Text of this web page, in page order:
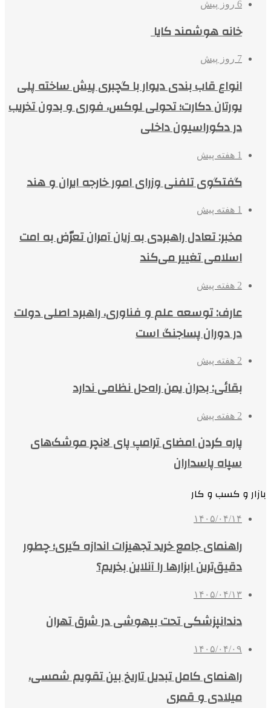
6 روز پیش
خانه هوشمند کایا
7 روز پیش
انواع قاب بندی دیوار با گچبری پیش ساخته پلی
یورتان دکارت؛ تحولی لوکس، فوری و بدون تخریب
در دکوراسیون داخلی
1 هفته پیش
گفتگوی تلفنی وزرای امور خارجه ایران و هند
1 هفته پیش
مخبر: تعادل راهبردی به زیان آمران تعرّض به امت
اسلامی تغییر می‌کند
2 هفته پیش
عارف: توسعه علم و فناوری، راهبرد اصلی دولت
در دوران پساجنگ است
2 هفته پیش
بقائی: بحران یمن راه‌حل نظامی ندارد
2 هفته پیش
پاره کردن امضای ترامپ پای لانچر موشک‌های
سپاه پاسداران
بازار و کسب و کار
۱۴۰۵/۰۴/۱۴
راهنمای جامع خرید تجهیزات اندازه گیری؛ چطور
دقیق‌ترین ابزارها را آنلاین بخریم؟
۱۴۰۵/۰۴/۱۳
دندانپزشکی تحت بیهوشی در شرق تهران
۱۴۰۵/۰۴/۰۹
راهنمای کامل تبدیل تاریخ بین تقویم شمسی،
میلادی و قمری